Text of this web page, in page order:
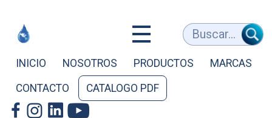
Equipos
Médicos
Buscar...
INICIO NOSOTROS PRODUCTOS MARCAS
CONTACTO CATALOGO PDF